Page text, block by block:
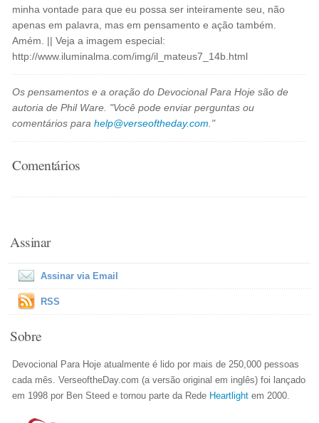
minha vontade para que eu possa ser inteiramente seu, não
apenas em palavra, mas em pensamento e ação também.
Amém. || Veja a imagem especial:
http://www.iluminalma.com/img/il_mateus7_14b.html
Os pensamentos e a oração do Devocional Para Hoje são de
autoria de Phil Ware. "Você pode enviar perguntas ou
comentários parahelp@verseoftheday.com ."
Comentários
Assinar
Assinar via Email
RSS
Sobre
Devocional Para Hoje atualmente é lido por mais de 250,000 pessoas
cada mês. VerseoftheDay.com (a versão original em inglês) foi lançado
em 1998 por Ben Steed e tornou parte da Rede Heartlight em 2000.